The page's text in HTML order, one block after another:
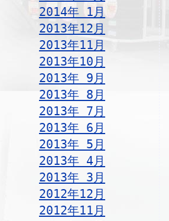
2014年 1月
2013年12月
2013年11月
2013年10月
2013年 9月
2013年 8月
2013年 7月
2013年 6月
2013年 5月
2013年 4月
2013年 3月
2012年12月
2012年11月